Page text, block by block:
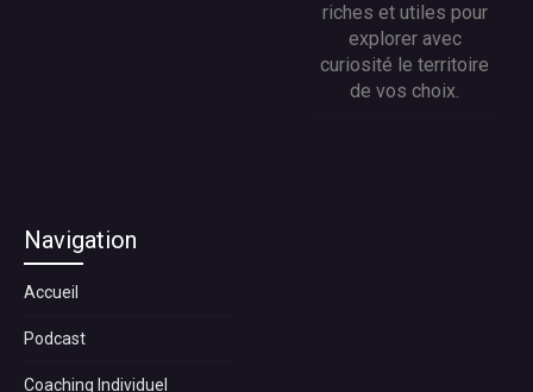
riches et utiles pour
explorer avec
curiosité le territoire
de vos choix.
Navigation
Accueil
Podcast
Coaching Individuel